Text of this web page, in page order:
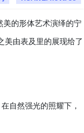
的形体艺术演绎的宁
美由表及里的展现给了
自然强光的照耀下，